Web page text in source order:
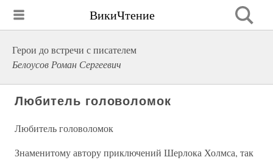
ВикиЧтение
Герои до встречи с писателем
Белоусов Роман Сергеевич
Любитель головоломок
Любитель головоломок
Знаменитому автору приключений Шерлока Холмса, так